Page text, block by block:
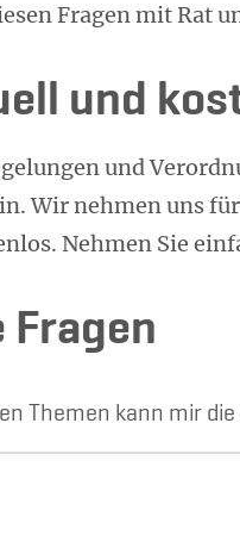
Fragen mit Rat
und
und
Wir nehmen uns
Nehmen Sie
Fragen
Themen kann mir